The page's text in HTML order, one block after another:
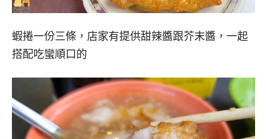
蝦捲一份三條，店家有提供甜辣醬跟芥末醬，一起
搭配吃蠻順口的